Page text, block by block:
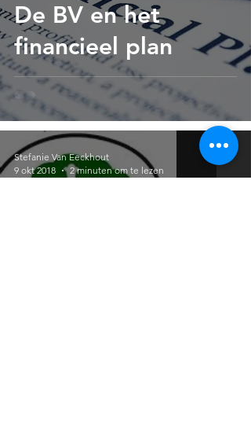
De BV en het
financieel plan
Stefanie Van Eeckhout
9 okt 2018
2 minuten om te lezen